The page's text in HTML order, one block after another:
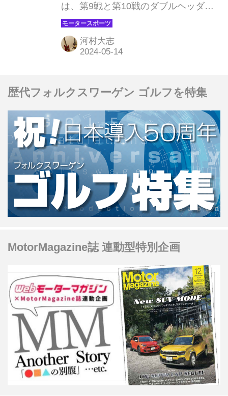
オ・フェリックス・ダ・コ
スタが今季初優勝
は、第9戦と第10戦のダブルヘッダー
となった。今シーズンもシリーズを折
り返し、チャンピオン争いも熾烈を極
める中、今大会もタイトルコンテンダ
河村大志
歴代フォルクスワーゲン ゴルフを特集
MotorMagazine誌 連動型特別企画